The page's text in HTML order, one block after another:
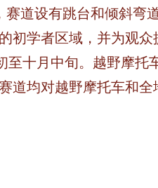
道设有跳台和倾斜弯
初学者区域，并为观众
至十月中旬。越野摩托
道均对越野摩托车和全